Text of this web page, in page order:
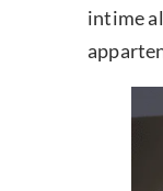
intime